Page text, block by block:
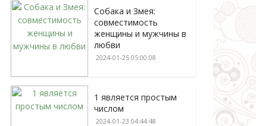
Собака и Змея:
совместимость
женщины и мужчины в
любви
2024-01-25 05:00:08
1 является простым
числом
2024-01-23 04:44:48